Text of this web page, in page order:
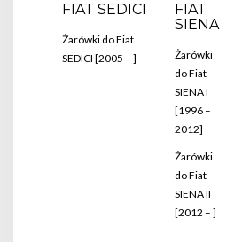
FIAT SEDICI
Żarówki do Fiat
SEDICI [2005 – ]
FIAT
SIENA
Żarówki
do Fiat
SIENA I
[1996 –
2012]
Żarówki
do Fiat
SIENA II
[2012 – ]